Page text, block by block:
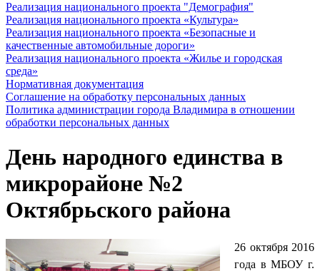
Реализация национального проекта "Демография"
Реализация национального проекта «Культура»
Реализация национального проекта «Безопасные и
качественные автомобильные дороги»
Реализация национального проекта «Жилье и городская
среда»
Нормативная документация
Соглашение на обработку персональных данных
Политика администрации города Владимира в отношении
обработки персональных данных
День народного единства в
микрорайоне №2
Октябрьского района
26 октября 2016
года в МБОУ г.